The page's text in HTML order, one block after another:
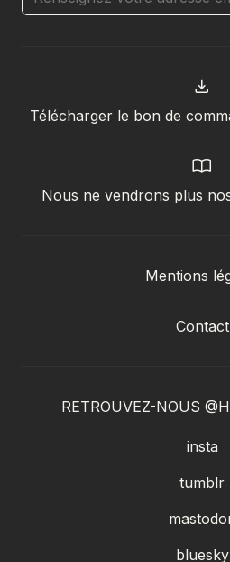
Télécharger le bon de
Nous ne vendrons plus
Mentions
Contact
RETROUVEZ-NOUS
insta
tumblr
bluesky